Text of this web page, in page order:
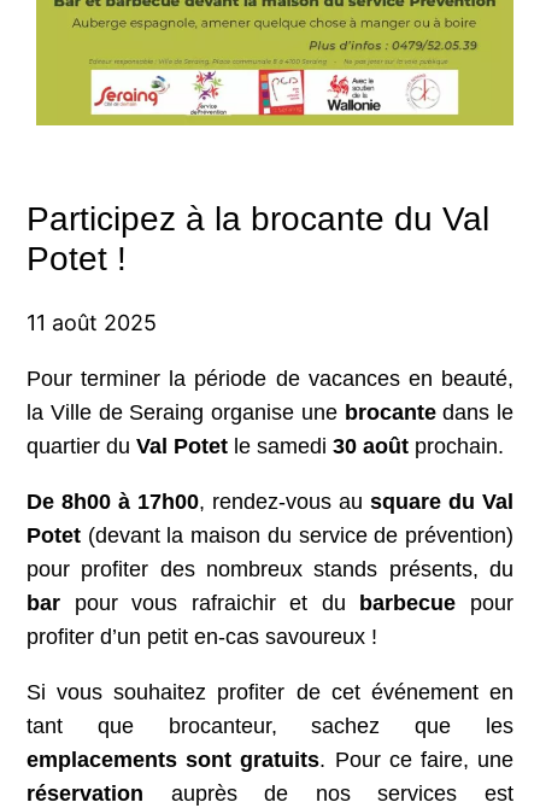
Participez à la brocante du Val
Potet !
11 août 2025
Pour terminer la période de vacances en beauté,
la Ville de Seraing organise une brocantedans le
quartier du Val Potet le samedi 30 août prochain.
De 8h00 à 17h00, rendez-vous au square du Val
Potet (devant la maison du service de prévention)
pour profiter des nombreux stands présents, du
bar pour vous rafraichir et du barbecue pour
profiter d’un petit en-cas savoureux !
Si vous souhaitez profiter de cet événement en
tant que brocanteur, sachez que les
emplacements sont gratuits. Pour ce faire, une
réservation auprès de nos services est